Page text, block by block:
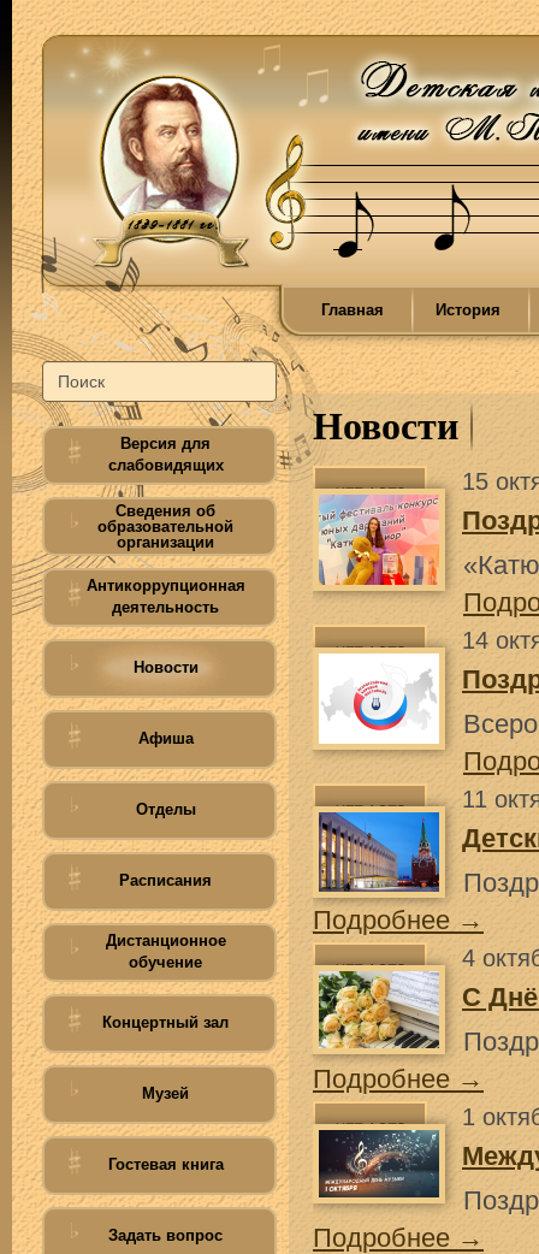
Главная История
Версия для
слабовидящих
Сведения об
образовательной
организации
Антикоррупционная
деятельность
Новости
Афиша
Отделы
Расписания
Дистанционное
обучение
Концертный зал
Музей
Гостевая книга
Задать вопрос
Новости
15
14
11
Подробнее →
4
С
Подробнее →
1
Подробнее →